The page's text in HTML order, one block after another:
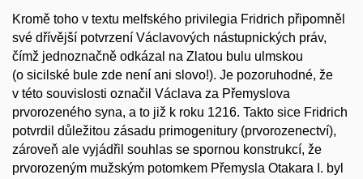
Kromě toho v textu melfského privilegia Fridrich připomněl
své dřívější potvrzení Václavových nástupnických práv,
čímž jednoznačně odkázal na Zlatou bulu ulmskou
(o sicilské bule zde není ani slovo!). Je pozoruhodné, že
v této souvislosti označil Václava za Přemyslova
prvorozeného syna, a to již k roku 1216. Takto sice Fridrich
potvrdil důležitou zásadu primogenitury (prvorozenectví),
zároveň ale vyjádřil souhlas se spornou konstrukcí, že
prvorozeným mužským potomkem Přemysla Otakara I. byl